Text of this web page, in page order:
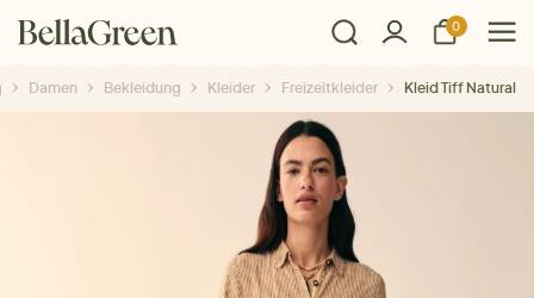
0
Damen Bekleidung Kleider Freizeitkleider Kleid Tiff Natural